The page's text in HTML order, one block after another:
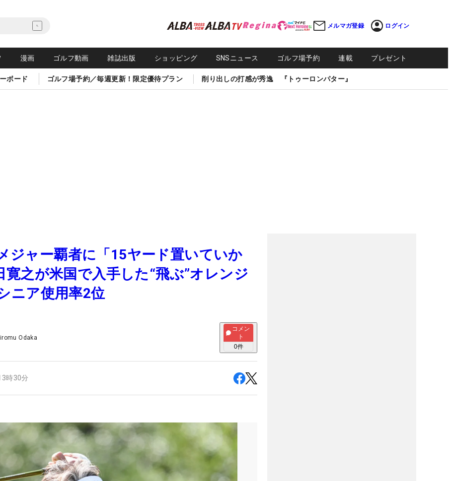
メルマガ登録 ログイン
漫画 ゴルフ動画 雑誌出版 ショッピング SNSニュース ゴルフ場予約 連載 プレゼント
ボード ゴルフ場予約／毎週更新！限定優待プラン 削り出しの打感が秀逸 『トゥーロンパター』
ジャー覇者に「15ヤード置いていか
之が米国で入手した“飛ぶ”オレンジ
ニア使用率2位
Odaka
コメン
ト
0件
時30分